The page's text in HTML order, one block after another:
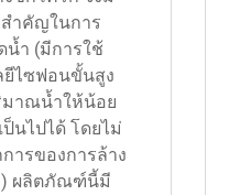
ำคัญในการ
น้ำ (มีการใช้
ยีไซฟอนขั้นสูง
มาณน้ำให้น้อย
นไปได้ โดยไม่
ารของการล้าง
) ผลิตภัณฑ์นี้มี